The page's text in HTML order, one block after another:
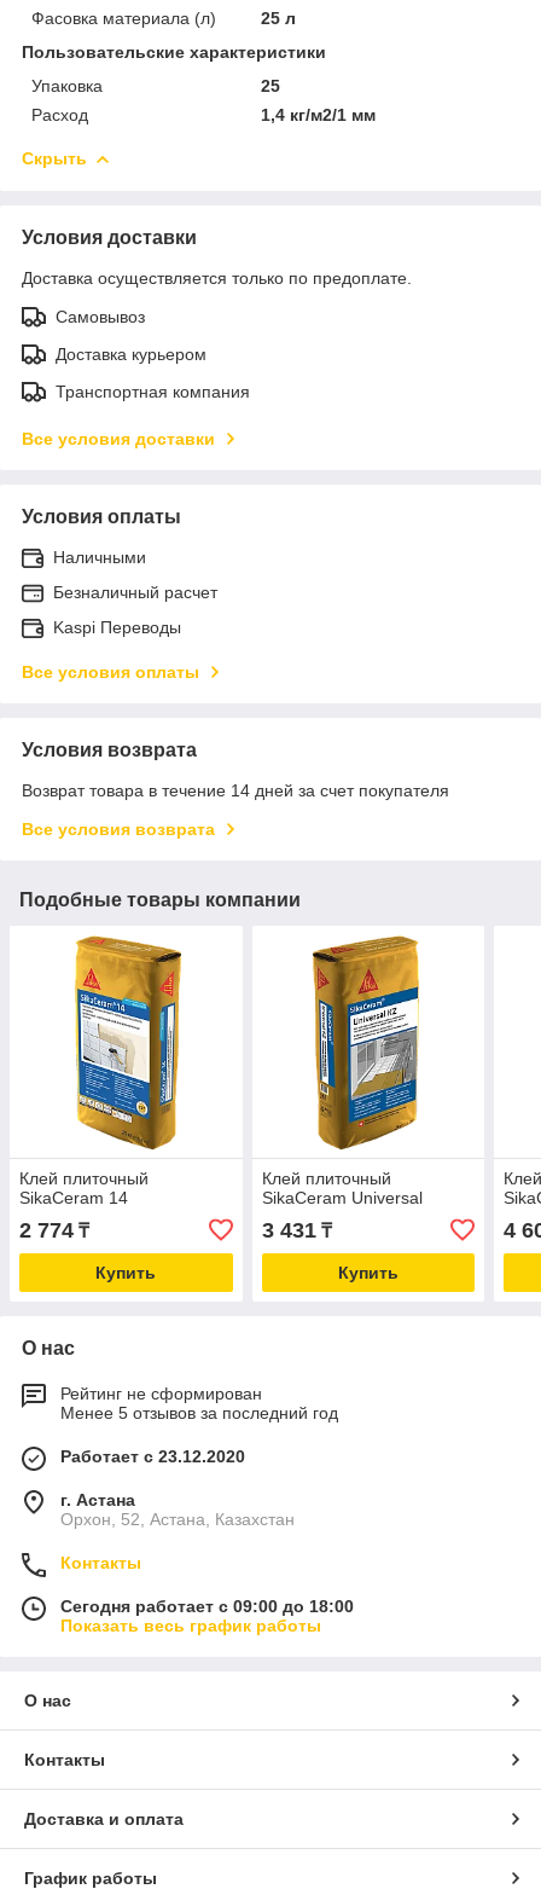
Фасовка материала (л)
25 л
Пользовательские характеристики
Упаковка
25
Расход
1,4 кг/м2/1 мм
Скрыть
Условия доставки
Доставка осуществляется только по предоплате.
Самовывоз
Доставка курьером
Транспортная компания
Все условия доставки
Условия оплаты
Наличными
Безналичный расчет
Kaspi Переводы
Все условия оплаты
Условия возврата
Возврат товара в течение 14 дней за счет покупателя
Все условия возврата
Подобные товары компании
Клей плиточный
SikaCeram 14
2 774 ₸
Купить
Клей плиточный
SikaCeram Universal
3 431₸
Купить
4
О нас
Рейтинг не сформирован
Менее 5 отзывов за последний год
Работает с 23.12.2020
г. Астана
Орхон, 52, Астана, Казахстан
Контакты
Сегодня работает с 09:00 до 18:00
Показать весь график работы
О нас
Контакты
Доставка и оплата
График работы